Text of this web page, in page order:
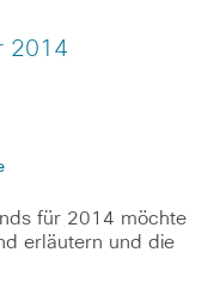
2014
für 2014 möchte
erläutern und die